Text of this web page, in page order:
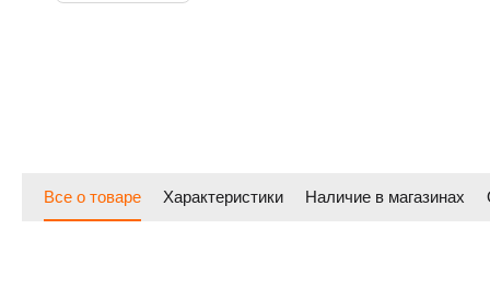
Все о товаре Характеристики Наличие в магазинах